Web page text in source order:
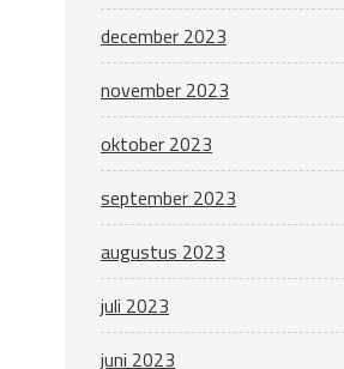
december 2023
november 2023
oktober 2023
september 2023
augustus 2023
juli 2023
juni 2023